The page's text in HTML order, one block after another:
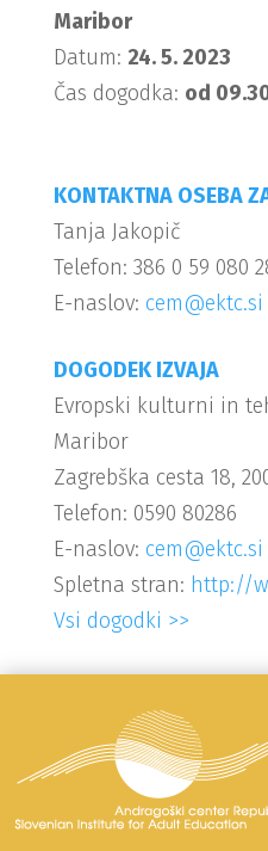
Maribor
Datum: 24. 5. 2023
Čas dogodka: od
KONTAKTNA OSEBA
Tanja Jakopič
Telefon: 386 0 59 080
E-naslov: cem@ektc.si
DOGODEK IZVAJA
Evropski kulturni in
Maribor
Zagrebška cesta 18,
Telefon: 0590 80286
E-naslov: cem@ektc.si
Spletna stran: http://
Vsi dogodki >>